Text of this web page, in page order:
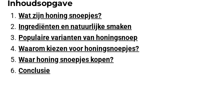
Inhoudsopgave
Wat zijn honing snoepjes?
Ingrediënten en natuurlijke smaken
Populaire varianten van honingsnoep
Waarom kiezen voor honingsnoepjes?
Waar honing snoepjes kopen?
Conclusie